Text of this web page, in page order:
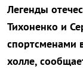
Легенды
Тихоненко и
спортсменами
холле,